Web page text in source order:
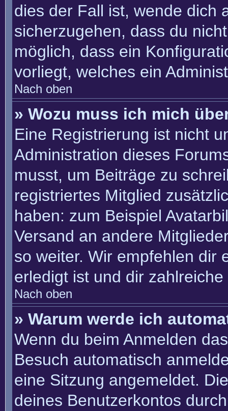
dies der Fall ist, wende dich
sicherzugehen, dass du
möglich, dass ein
vorliegt, welches ein
Nach oben
» Wozu muss ich mich
Eine Registrierung ist nicht
Administration dieses
musst, um Beiträge zu
registriertes Mitglied
haben: zum Beispiel
Versand an andere
so weiter. Wir empfehlen dir
erledigt ist und dir
Nach oben
» Warum werde ich
Wenn du beim Anmelden
Besuch automatisch
eine Sitzung angemeldet.
deines Benutzerkontos